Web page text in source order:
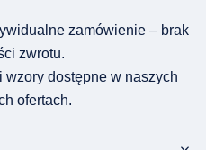
zamówienie – brak
zwrotu.
wzory dostępne w naszych
ofertach.